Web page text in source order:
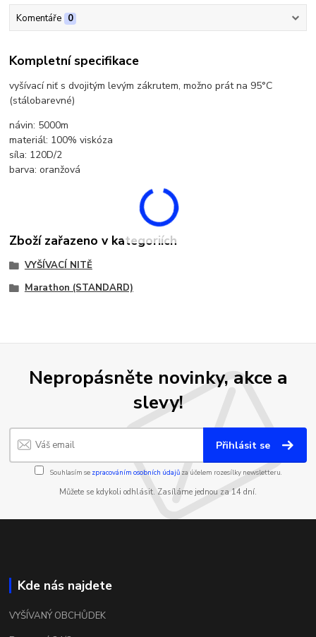
Komentáře 0
Kompletní specifikace
vyšívací niť s dvojitým levým zákrutem, možno prát na 95°C
(stálobarevné)
návin: 5000m
materiál: 100% viskóza
síla: 120D/2
barva: oranžová
Zboží zařazeno v kategoriích
VYŠÍVACÍ NITĚ
Marathon (STANDARD)
Nepropásněte novinky, akce a
slevy!
Přihlásit se
Souhlasím se zpracováním osobních údajůza účelem rozesílky newsletteru.
Můžete se kdykoli odhlásit. Zasíláme jednou za 14 dní.
Kde nás najdete
VYŠÍVANÝ OBCHŮDEK